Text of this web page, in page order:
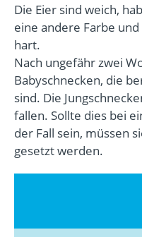
Die Eier sind weich,
eine andere Farbe
hart.
Nach ungefähr zwei
Babyschnecken, die
sind. Die
fallen. Sollte dies bei
der Fall sein, müssen
gesetzt werden.